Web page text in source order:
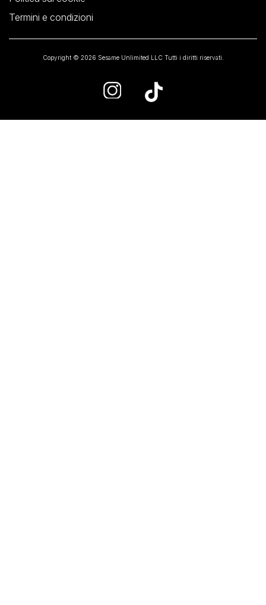
Termini e condizioni
Copyright © 2026 Sesame Unlimited LLC Tutti i diritti riservati.